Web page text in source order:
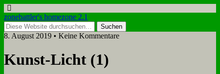
zonebattler's homezone 2.1
8. August 2019 • Keine Kommentare
Kunst-Licht (1)